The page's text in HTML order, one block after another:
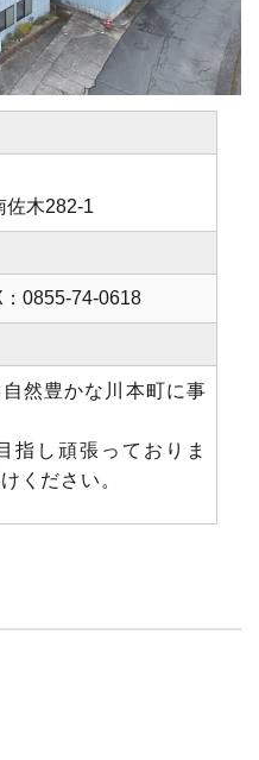
佐⽊282-1
0855-74-0618
然豊かな川本町に事
指し頑張っておりま
ください。